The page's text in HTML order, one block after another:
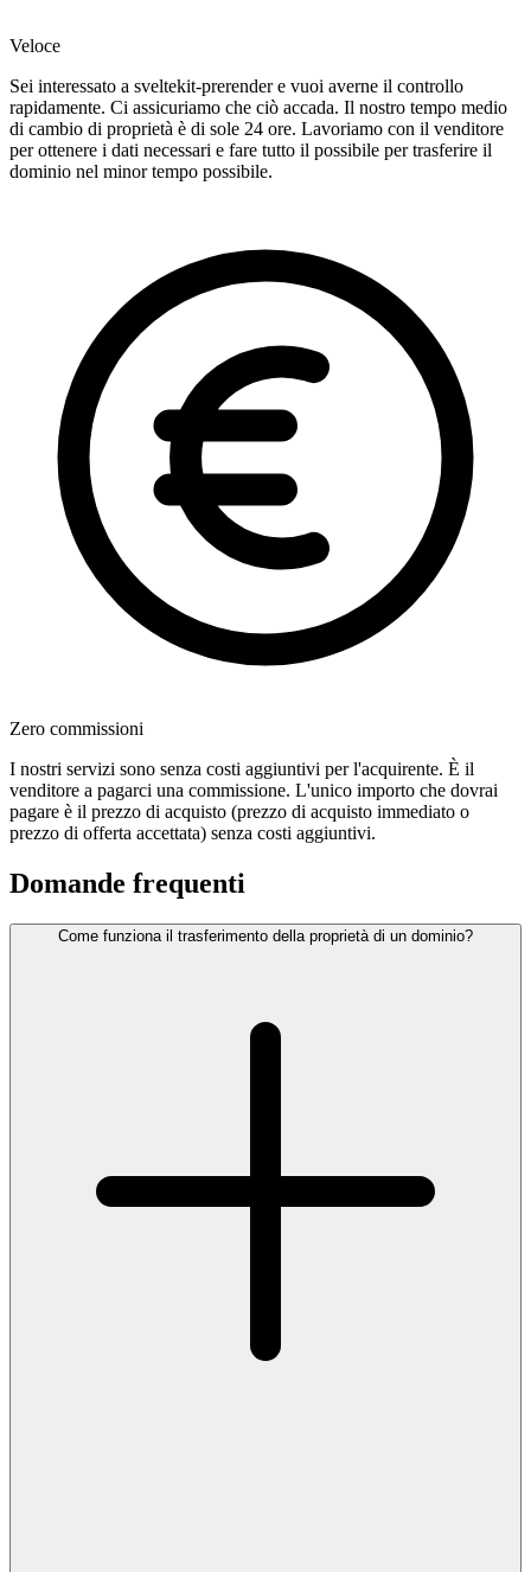
Veloce
Sei interessato a sveltekit-prerender e vuoi averne il controllo
rapidamente. Ci assicuriamo che ciò accada. Il nostro tempo medio
di cambio di proprietà è di sole 24 ore. Lavoriamo con il venditore
per ottenere i dati necessari e fare tutto il possibile per trasferire il
dominio nel minor tempo possibile.
Zero commissioni
I nostri servizi sono senza costi aggiuntivi per l'acquirente. È il
venditore a pagarci una commissione. L'unico importo che dovrai
pagare è il prezzo di acquisto (prezzo di acquisto immediato o
prezzo di offerta accettata) senza costi aggiuntivi.
Domande frequenti
Come funziona il trasferimento della proprietà di un dominio?